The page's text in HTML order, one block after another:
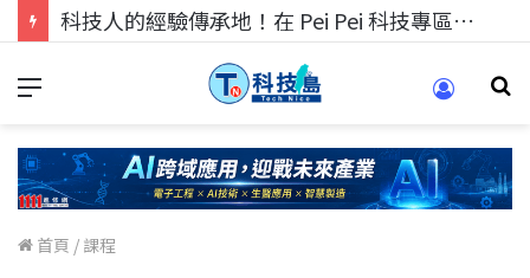
科技人的經驗傳承地！在 Pei Pei 科技專區，與學弟妹交流最硬核的技術
首頁 / 課程